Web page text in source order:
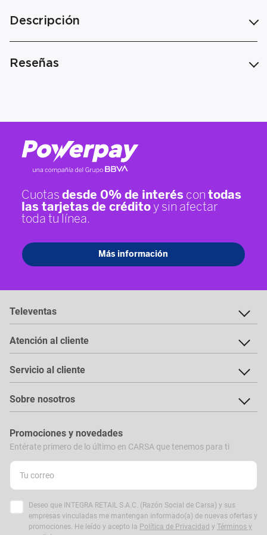
Descripción
Reseñas
Televentas
Atención al cliente
Servicio al cliente
Sobre nosotros
Promociones y novedades
Entérate primero de lo último en CARSA que tenemos para ti
Deseo que INTEGRA RETAIL S.A.C. (Razón Social de Carsa) y sus
empresas vinculadas me mantengan informado(a) de nuevas ofertas y
promociones. He leído y acepto la Política de Privacidad y Términos y